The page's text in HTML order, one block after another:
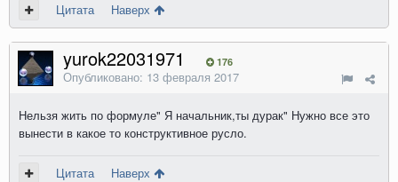
Цитата Наверх
yurok22031971 176
Опубликовано: 13 февраля 2017
Нельзя жить по формуле" Я начальник,ты дурак" Нужно все это
вынести в какое то конструктивное русло.
Цитата Наверх